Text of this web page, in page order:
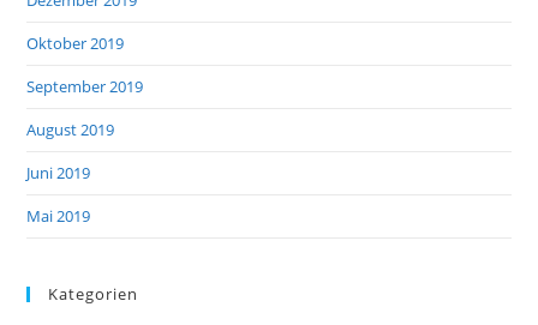
Oktober 2019
September 2019
August 2019
Juni 2019
Mai 2019
Kategorien